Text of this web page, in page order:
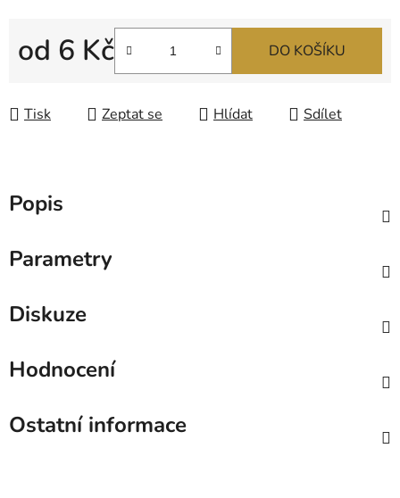
od 6 Kč DO KOŠÍKU
Tisk Zeptat se Hlídat Sdílet
Popis
Parametry
Diskuze
Hodnocení
Ostatní informace